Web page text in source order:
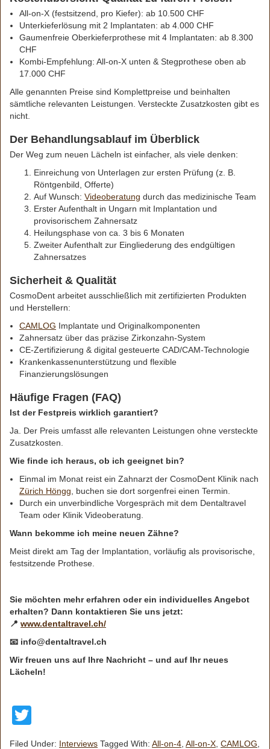
All-on-X (festsitzend, pro Kiefer): ab 10.500 CHF
Unterkieferlösung mit 2 Implantaten: ab 4.000 CHF
Gaumenfreie Oberkieferprothese mit 4 Implantaten: ab 8.300
CHF
Kombi-Empfehlung: All-on-X unten & Stegprothese oben ab
17.000 CHF
Alle genannten Preise sind Komplettpreise und beinhalten
sämtliche relevanten Leistungen. Versteckte Zusatzkosten gibt es
nicht.
Der Behandlungsablauf im Überblick
Der Weg zum neuen Lächeln ist einfacher, als viele denken:
Einreichung von Unterlagen zur ersten Prüfung (z. B.
Röntgenbild, Offerte)
Auf Wunsch: Videoberatung durch das medizinische Team
Erster Aufenthalt in Ungarn mit Implantation und
provisorischem Zahnersatz
Heilungsphase von ca. 3 bis 6 Monaten
Zweiter Aufenthalt zur Eingliederung des endgültigen
Zahnersatzes
Sicherheit & Qualität
CosmoDent arbeitet ausschließlich mit zertifizierten Produkten
und Herstellern:
CAMLOG Implantate und Originalkomponenten
Zahnersatz über das präzise Zirkonzahn-System
CE-Zertifizierung & digital gesteuerte CAD/CAM-Technologie
Krankenkassenunterstützung und flexible
Finanzierungslösungen
Häufige Fragen (FAQ)
Ist der Festpreis wirklich garantiert?
Ja. Der Preis umfasst alle relevanten Leistungen ohne versteckte
Zusatzkosten.
Wie finde ich heraus, ob ich geeignet bin?
Einmal im Monat reist ein Zahnarzt der CosmoDent Klinik nach
Zürich Höngg , buchen sie dort sorgenfrei einen Termin.
Durch ein unverbindliche Vorgespräch mit dem Dentaltravel
Team oder Klinik Videoberatung.
Wann bekomme ich meine neuen Zähne?
Meist direkt am Tag der Implantation, vorläufig als provisorische,
festsitzende Prothese.
Sie möchten mehr erfahren oder ein individuelles Angebot
erhalten? Dann kontaktieren Sie uns jetzt:
📍 www.dentaltravel.ch/
📧 info@dentaltravel.ch
Wir freuen uns auf Ihre Nachricht – und auf Ihr neues
Lächeln!
Filed Under: Interviews Tagged With: All-on-4 All-on-X CAMLOG